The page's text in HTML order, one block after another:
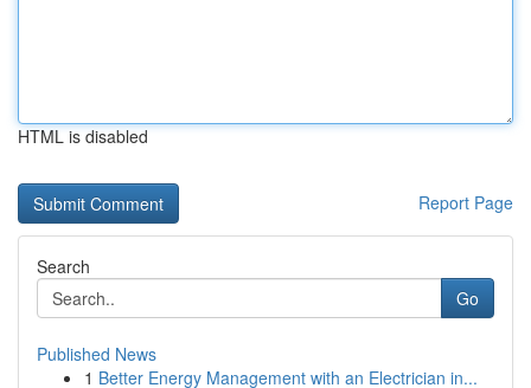
HTML is disabled
Report Page
Search
Go
Published News
1 Better Energy Management with an Electrician in...